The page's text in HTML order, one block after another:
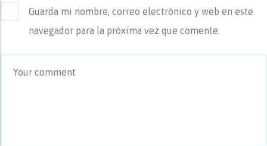
Guarda mi nombre, correo electrónico y web en este
navegador para la próxima vez que comente.